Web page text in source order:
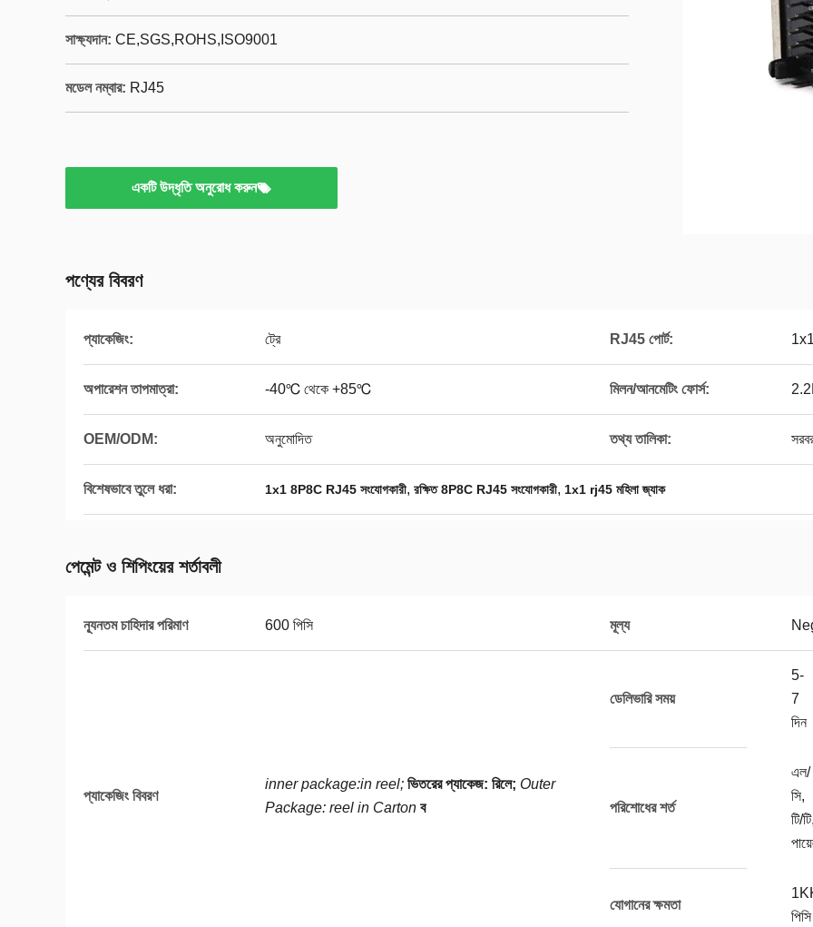
সাক্ষ্যদান: CE,SGS,ROHS,ISO9001
মডেল নম্বার: RJ45
একটি উদ্ধৃতি অনুরোধ করুন
পণ্যের বিবরণ
প্যাকেজিং: ট্রে RJ45 পোর্ট: 1x1
অপারেশন তাপমাত্রা: -40℃ থেকে +85℃ মিলন/আনমেটিং ফোর্স:
OEM/ODM: অনুমোদিত তথ্য তালিকা:
বিশেষভাবে তুলে ধরা: 1x1 8P8C RJ45 সংযোগকারী, রক্ষিত 8P8C RJ45 সংযোগকারী, 1x1 rj45 মহিলা জ্যাক
পেমেন্ট ও শিপিংয়ের শর্তাবলী
ন্যূনতম চাহিদার পরিমাণ 600 পিসি মূল্য
প্যাকেজিং বিবরণ
inner package:in reel; ভিতরের প্যাকেজ: রিলে; Outer
Package: reel in Carton ব
ডেলিভারি সময়
5-
7
দিন
পরিশোধের শর্ত
এল/
সি,
টি/টি,
যোগানের ক্ষমতা
পিসি